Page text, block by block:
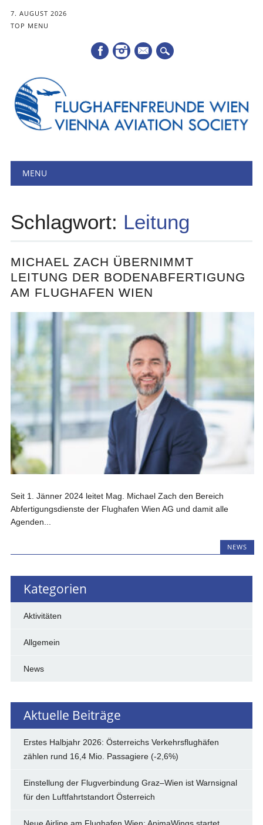
7. AUGUST 2026
TOP MENU
Mail
Hauptmenü
MENU
Schlagwort: Leitung
MICHAEL ZACH ÜBERNIMMT
LEITUNG DER BODENABFERTIGUNG
AM FLUGHAFEN WIEN
Seit 1. Jänner 2024 leitet Mag. Michael Zach den Bereich
Abfertigungsdienste der Flughafen Wien AG und damit alle
Agenden...
NEWS
Kategorien
Aktivitäten
Allgemein
News
Aktuelle Beiträge
Erstes Halbjahr 2026: Österreichs Verkehrsflughäfen
zählen rund 16,4 Mio. Passagiere (-2,6%)
Einstellung der Flugverbindung Graz–Wien ist Warnsignal
für den Luftfahrtstandort Österreich